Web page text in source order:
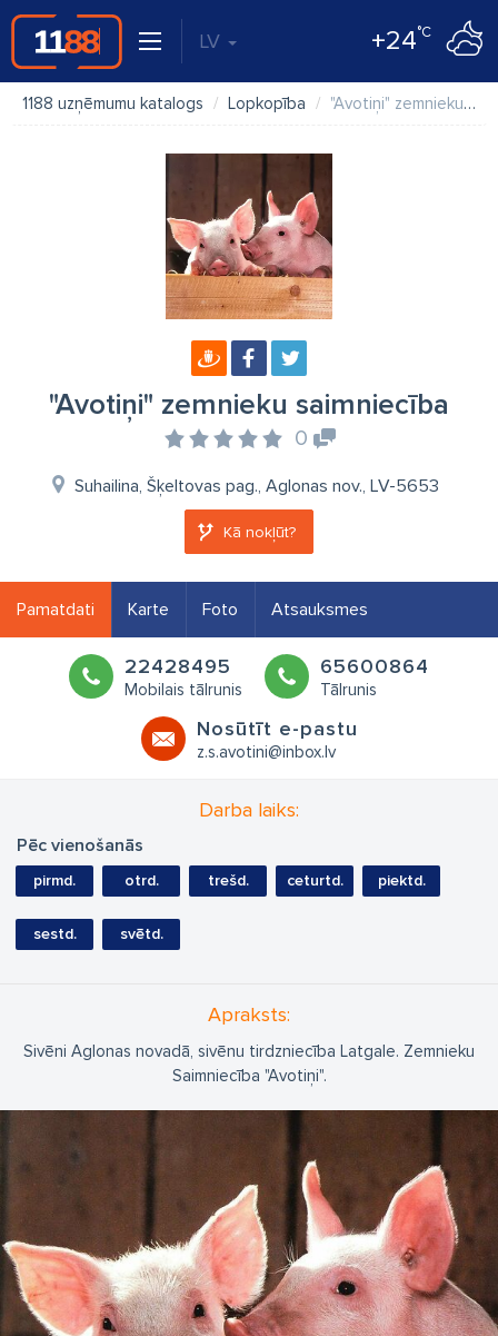
LV +24°C
1188 uzņēmumu katalogs Lopkopība "Avotiņi" zemnieku saimniecība
"Avotiņi" zemnieku saimniecība
0
Suhailina, Šķeltovas pag., Aglonas nov., LV-5653
Kā nokļūt?
Pamatdati Karte Foto Atsauksmes
22428495
Mobilais tālrunis
65600864
Tālrunis
Nosūtīt e-pastu
z.s.avotini@inbox.lv
Darba laiks:
Pēc vienošanās
pirmd. otrd. trešd. ceturtd. piektd.
sestd. svētd.
Apraksts:
Sivēni Aglonas novadā, sivēnu tirdzniecība Latgale. Zemnieku
Saimniecība "Avotiņi".